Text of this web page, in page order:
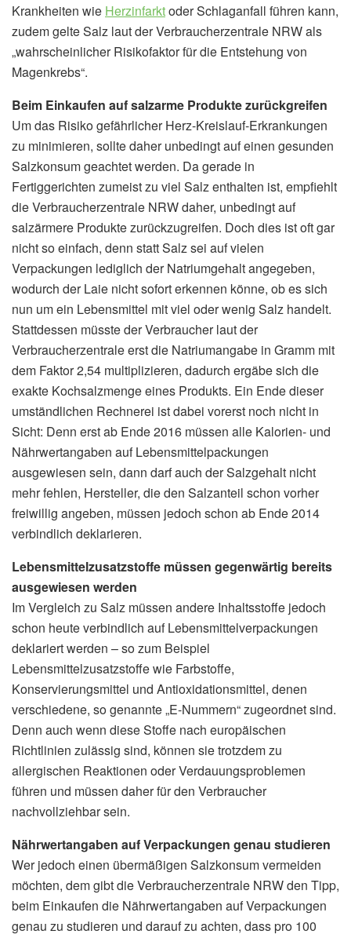
Krankheiten wie Herzinfarktoder Schlaganfall führen kann,
zudem gelte Salz laut der Verbraucherzentrale NRW als
„wahrscheinlicher Risikofaktor für die Entstehung von
Magenkrebs“.
Beim Einkaufen auf salzarme Produkte zurückgreifen
Um das Risiko gefährlicher Herz-Kreislauf-Erkrankungen
zu minimieren, sollte daher unbedingt auf einen gesunden
Salzkonsum geachtet werden. Da gerade in
Fertiggerichten zumeist zu viel Salz enthalten ist, empfiehlt
die Verbraucherzentrale NRW daher, unbedingt auf
salzärmere Produkte zurückzugreifen. Doch dies ist oft gar
nicht so einfach, denn statt Salz sei auf vielen
Verpackungen lediglich der Natriumgehalt angegeben,
wodurch der Laie nicht sofort erkennen könne, ob es sich
nun um ein Lebensmittel mit viel oder wenig Salz handelt.
Stattdessen müsste der Verbraucher laut der
Verbraucherzentrale erst die Natriumangabe in Gramm mit
dem Faktor 2,54 multiplizieren, dadurch ergäbe sich die
exakte Kochsalzmenge eines Produkts. Ein Ende dieser
umständlichen Rechnerei ist dabei vorerst noch nicht in
Sicht: Denn erst ab Ende 2016 müssen alle Kalorien- und
Nährwertangaben auf Lebensmittelpackungen
ausgewiesen sein, dann darf auch der Salzgehalt nicht
mehr fehlen, Hersteller, die den Salzanteil schon vorher
freiwillig angeben, müssen jedoch schon ab Ende 2014
verbindlich deklarieren.
Lebensmittelzusatzstoffe müssen gegenwärtig bereits
ausgewiesen werden
Im Vergleich zu Salz müssen andere Inhaltsstoffe jedoch
schon heute verbindlich auf Lebensmittelverpackungen
deklariert werden – so zum Beispiel
Lebensmittelzusatzstoffe wie Farbstoffe,
Konservierungsmittel und Antioxidationsmittel, denen
verschiedene, so genannte „E-Nummern“ zugeordnet sind.
Denn auch wenn diese Stoffe nach europäischen
Richtlinien zulässig sind, können sie trotzdem zu
allergischen Reaktionen oder Verdauungsproblemen
führen und müssen daher für den Verbraucher
nachvollziehbar sein.
Nährwertangaben auf Verpackungen genau studieren
Wer jedoch einen übermäßigen Salzkonsum vermeiden
möchten, dem gibt die Verbraucherzentrale NRW den Tipp,
beim Einkaufen die Nährwertangaben auf Verpackungen
genau zu studieren und darauf zu achten, dass pro 100